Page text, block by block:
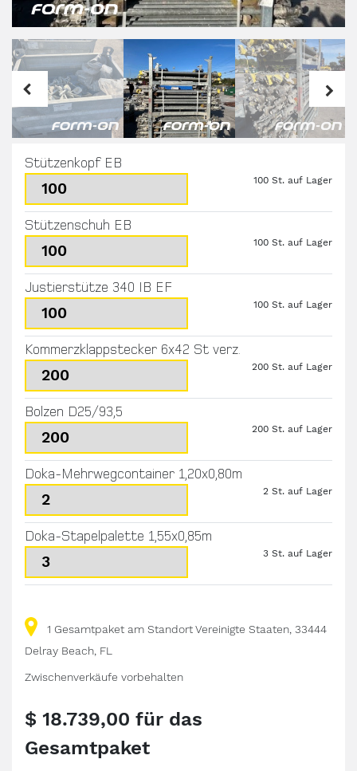
Stützenkopf EB
100 St. auf Lager
Stützenschuh EB
100 St. auf Lager
Justierstütze 340 IB EF
100 St. auf Lager
Kommerzklappstecker 6x42 St verz.
200 St. auf Lager
Bolzen D25/93,5
200 St. auf Lager
Doka-Mehrwegcontainer 1,20x0,80m
2 St. auf Lager
Doka-Stapelpalette 1,55x0,85m
3 St. auf Lager
1 Gesamtpaket am Standort Vereinigte Staaten, 33444
Delray Beach, FL
Zwischenverkäufe vorbehalten
$ 18.739,00 für das
Gesamtpaket